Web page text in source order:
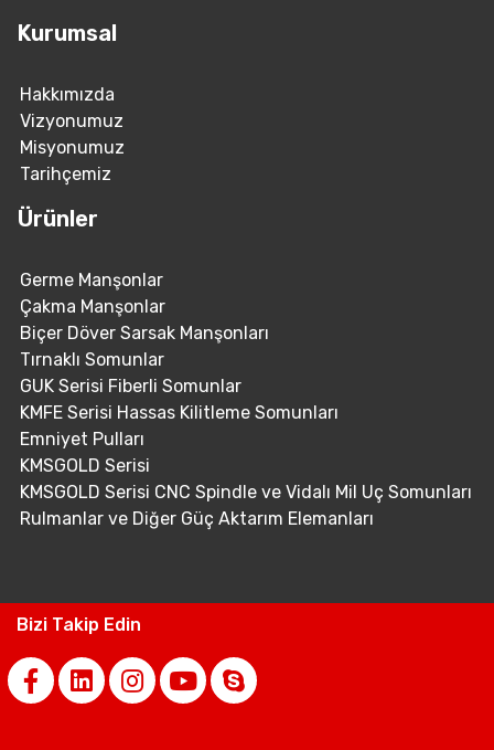
Kurumsal
Hakkımızda
Vizyonumuz
Misyonumuz
Tarihçemiz
Ürünler
Germe Manşonlar
Çakma Manşonlar
Biçer Döver Sarsak Manşonları
Tırnaklı Somunlar
GUK Serisi Fiberli Somunlar
KMFE Serisi Hassas Kilitleme Somunları
Emniyet Pulları
KMSGOLD Serisi
KMSGOLD Serisi CNC Spindle ve Vidalı Mil Uç Somunları
Rulmanlar ve Diğer Güç Aktarım Elemanları
Bizi Takip Edin